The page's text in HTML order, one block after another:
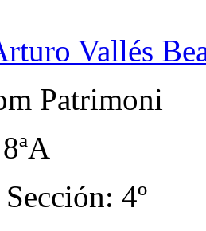
Vallés
Patrimoni
4º